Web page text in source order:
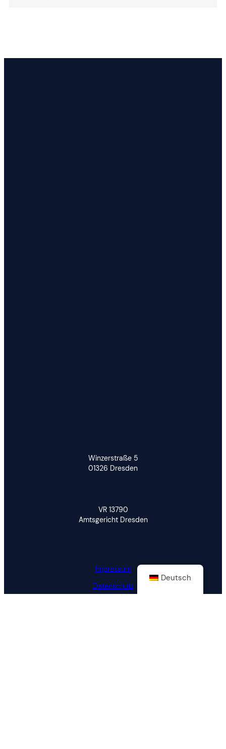
Winzerstraße 5
01326 Dresden
VR 13790
Amtsgericht Dresden
Impressum
Datenschutz
Deutsch